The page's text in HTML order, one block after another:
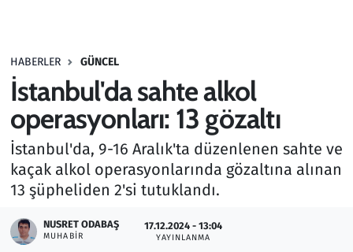
HABERLER GÜNCEL
İstanbul'da sahte alkol
operasyonları: 13 gözaltı
İstanbul'da, 9-16 Aralık'ta düzenlenen sahte ve
kaçak alkol operasyonlarında gözaltına alınan
13 şüpheliden 2'si tutuklandı.
NUSRET ODABAŞ
MUHABIR
17.12.2024 - 13:04
YAYINLANMA
Haber
Kurumsal Haberler
Lezzet Durağı
Memur ve Kamu